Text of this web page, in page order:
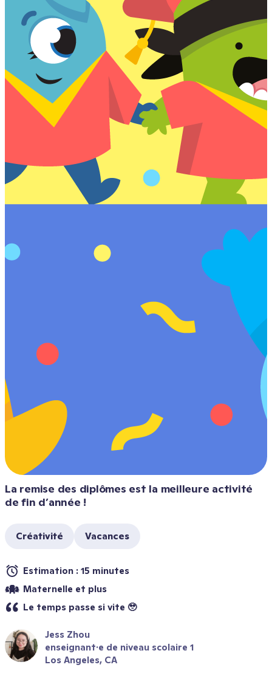
La remise des diplômes est la meilleure activité
de fin d’année !
Créativité Vacances
Estimation : 15 minutes
Maternelle et plus
Le temps passe si vite 🥹
Jess Zhou
enseignant·e de niveau scolaire 1
Los Angeles, CA